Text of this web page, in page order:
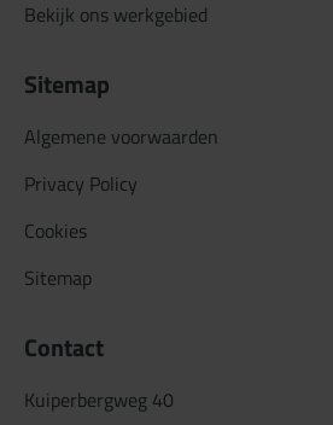
Bekijk ons werkgebied
Sitemap
Algemene voorwaarden
Privacy Policy
Cookies
Sitemap
Contact
Kuiperbergweg 40